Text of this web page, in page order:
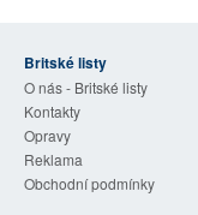
Britské listy
O nás - Britské listy
Kontakty
Opravy
Reklama
Obchodní podmínky